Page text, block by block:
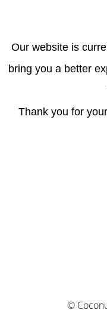
Our website is
bring you a better
Thank you for
©